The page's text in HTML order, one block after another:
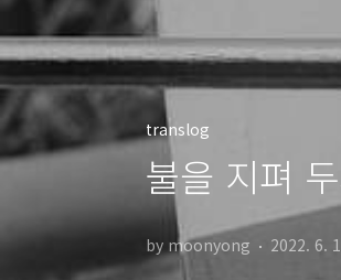
translog
불을 지펴
by moonyong 2022. 6.